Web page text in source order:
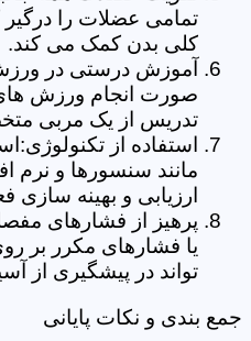
تمامی عضلات را درگیر
کلی بدن کمک می کند.
آموزش درستی در
صورت انجام ورزش
تدریس از یک مربی
استفاده از
مانند سنسورها و نرم
ارزیابی و بهینه سازی
پرهیز از فشارهای
یا فشارهای مکرر بر
تواند در پیشگیری از
جمع بندی و نکات پایانی